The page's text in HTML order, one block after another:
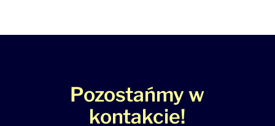
Pozostańmy w
kontakcie!